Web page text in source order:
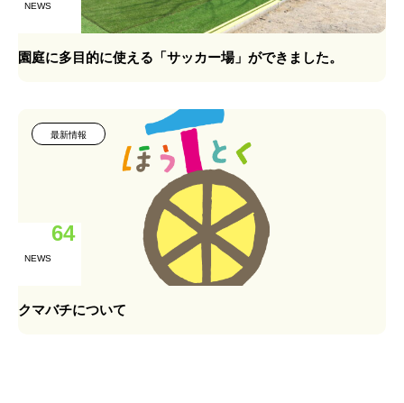
NEWS
園庭に多目的に使える「サッカー場」ができました。
最新情報
NEWS
64
クマバチについて